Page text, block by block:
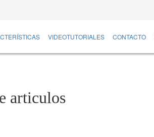
VIDEOTUTORIALES CONTACTO
articulos